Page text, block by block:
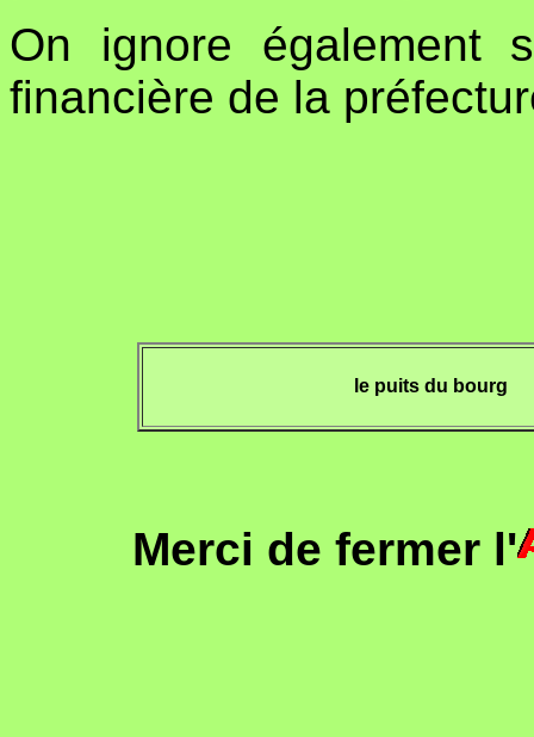
On ignore
financière de la
le puits du bourg
Merci de fermer l'